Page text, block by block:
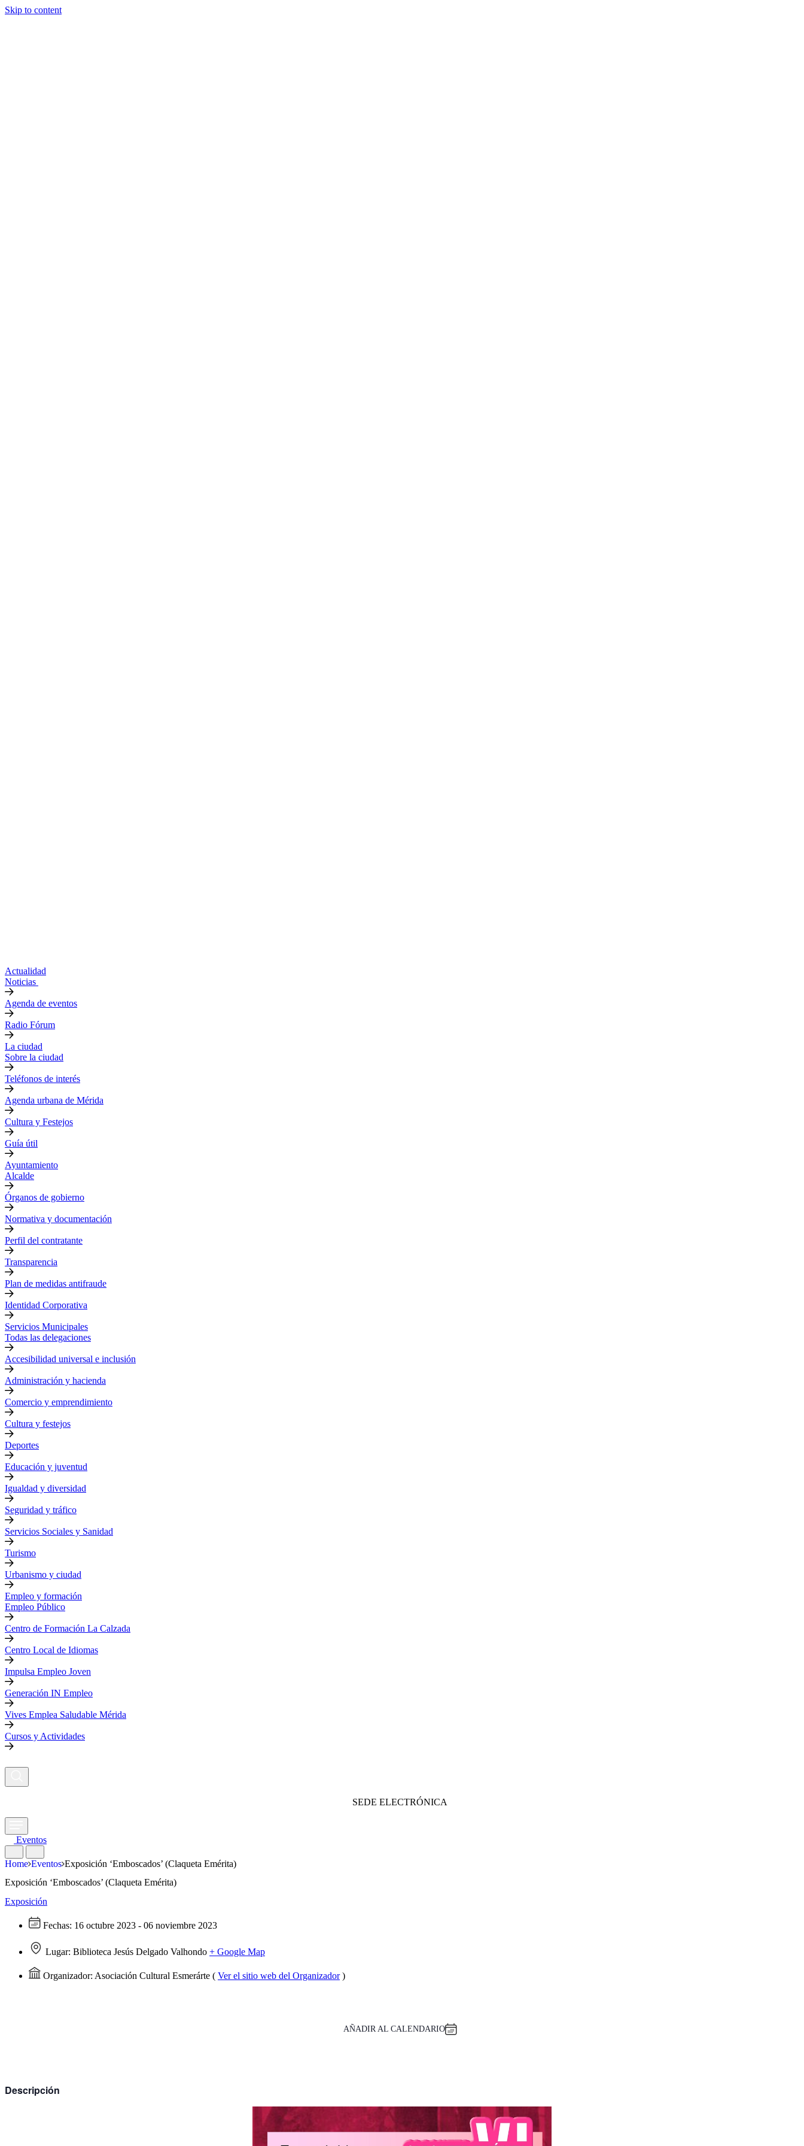
Skip to content
Actualidad
Noticias
Agenda de eventos
Radio Fórum
La ciudad
Sobre la ciudad
Teléfonos de interés
Agenda urbana de Mérida
Cultura y Festejos
Guía útil
Ayuntamiento
Alcalde
Órganos de gobierno
Normativa y documentación
Perfil del contratante
Transparencia
Plan de medidas antifraude
Identidad Corporativa
Servicios Municipales
Todas las delegaciones
Accesibilidad universal e inclusión
Administración y hacienda
Comercio y emprendimiento
Cultura y festejos
Deportes
Educación y juventud
Igualdad y diversidad
Seguridad y tráfico
Servicios Sociales y Sanidad
Turismo
Urbanismo y ciudad
Empleo y formación
Empleo Público
Centro de Formación La Calzada
Centro Local de Idiomas
Impulsa Empleo Joven
Generación IN Empleo
Vives Emplea Saludable Mérida
Cursos y Actividades
SEDE ELECTRÓNICA
Eventos
Home Eventos Exposición ‘Emboscados’ (Claqueta Emérita)
Exposición ‘Emboscados’ (Claqueta Emérita)
Exposición
Fechas: 16 octubre 2023 - 06 noviembre 2023
Lugar: Biblioteca Jesús Delgado Valhondo + Google Map
Organizador: Asociación Cultural Esmerárte ( Ver el sitio web del Organizador)
AÑADIR AL CALENDARIO
Descripción